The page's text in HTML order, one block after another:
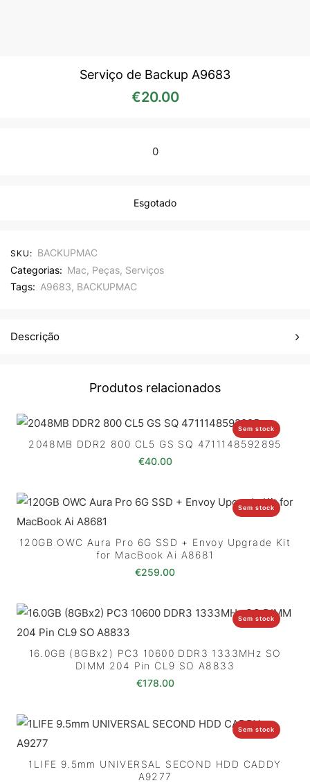
Serviço de Backup A9683
€20.00
0
Esgotado
SKU: BACKUPMAC
Categorias: Mac, Peças, Serviços
Tags: A9683, BACKUPMAC
Descrição
Produtos relacionados
Sem stock
2048MB DDR2 800 CL5 GS SQ 4711148592895
€40.00
Sem stock
120GB OWC Aura Pro 6G SSD + Envoy Upgrade Kit
for MacBook Ai A8681
€259.00
Sem stock
16.0GB (8GBx2) PC3 10600 DDR3 1333MHz SO
DIMM 204 Pin CL9 SO A8833
€178.00
Sem stock
1LIFE 9.5mm UNIVERSAL SECOND HDD CADDY
A9277